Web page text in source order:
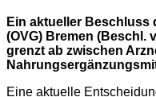
Ein aktueller
(OVG) Bremen (Beschl.
grenzt ab zwischen
Eine aktuelle